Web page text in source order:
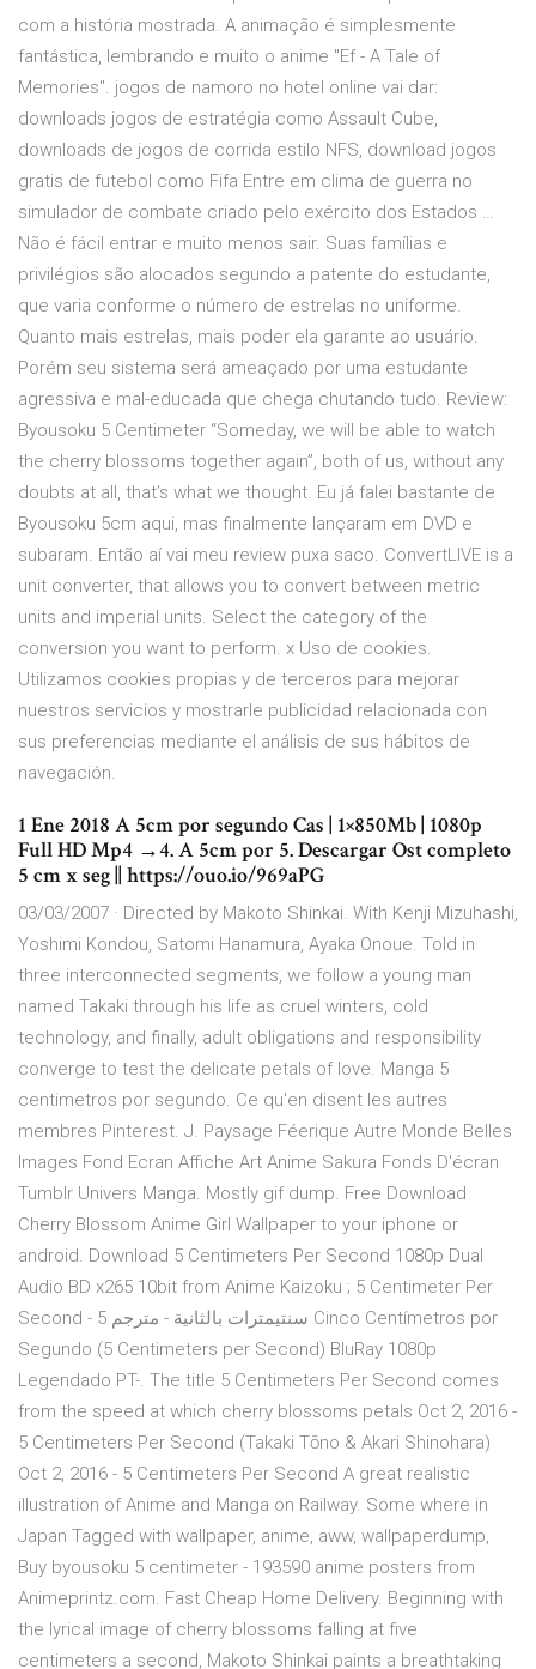
com a história mostrada. A animação é simplesmente
fantástica, lembrando e muito o anime "Ef - A Tale of
Memories". jogos de namoro no hotel online vai dar:
downloads jogos de estratégia como Assault Cube,
downloads de jogos de corrida estilo NFS, download jogos
gratis de futebol como Fifa Entre em clima de guerra no
simulador de combate criado pelo exército dos Estados …
Não é fácil entrar e muito menos sair. Suas famílias e
privilégios são alocados segundo a patente do estudante,
que varia conforme o número de estrelas no uniforme.
Quanto mais estrelas, mais poder ela garante ao usuário.
Porém seu sistema será ameaçado por uma estudante
agressiva e mal-educada que chega chutando tudo. Review:
Byousoku 5 Centimeter “Someday, we will be able to watch
the cherry blossoms together again”, both of us, without any
doubts at all, that’s what we thought. Eu já falei bastante de
Byousoku 5cm aqui, mas finalmente lançaram em DVD e
subaram. Então aí vai meu review puxa saco. ConvertLIVE is a
unit converter, that allows you to convert between metric
units and imperial units. Select the category of the
conversion you want to perform. x Uso de cookies.
Utilizamos cookies propias y de terceros para mejorar
nuestros servicios y mostrarle publicidad relacionada con
sus preferencias mediante el análisis de sus hábitos de
navegación.
1 Ene 2018 A 5cm por segundo Cas | 1×850Mb | 1080p
Full HD Mp4 →4. A 5cm por 5. Descargar Ost completo
5 cm x seg || https://ouo.io/969aPG
03/03/2007 · Directed by Makoto Shinkai. With Kenji Mizuhashi,
Yoshimi Kondou, Satomi Hanamura, Ayaka Onoue. Told in
three interconnected segments, we follow a young man
named Takaki through his life as cruel winters, cold
technology, and finally, adult obligations and responsibility
converge to test the delicate petals of love. Manga 5
centimetros por segundo. Ce qu'en disent les autres
membres Pinterest. J. Paysage Féerique Autre Monde Belles
Images Fond Ecran Affiche Art Anime Sakura Fonds D'écran
Tumblr Univers Manga. Mostly gif dump. Free Download
Cherry Blossom Anime Girl Wallpaper to your iphone or
android. Download 5 Centimeters Per Second 1080p Dual
Audio BD x265 10bit from Anime Kaizoku ; 5 Centimeter Per
Second - 5 سنتيمترات بالثانية - مترجم Cinco Centímetros por
Segundo (5 Centimeters per Second) BluRay 1080p
Legendado PT-. The title 5 Centimeters Per Second comes
from the speed at which cherry blossoms petals Oct 2, 2016 -
5 Centimeters Per Second (Takaki Tōno & Akari Shinohara)
Oct 2, 2016 - 5 Centimeters Per Second A great realistic
illustration of Anime and Manga on Railway. Some where in
Japan Tagged with wallpaper, anime, aww, wallpaperdump,
Buy byousoku 5 centimeter - 193590 anime posters from
Animeprintz.com. Fast Cheap Home Delivery. Beginning with
the lyrical image of cherry blossoms falling at five
centimeters a second, Makoto Shinkai paints a breathtaking